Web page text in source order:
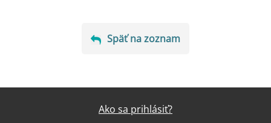
Späť na zoznam
Ako sa prihlásiť?